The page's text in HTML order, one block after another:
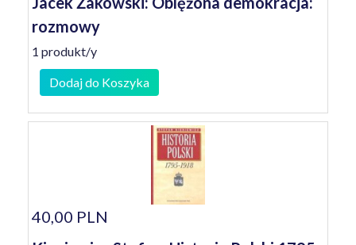
rozmowy
1 produkt/y
Dodaj do Koszyka
40,00 PLN